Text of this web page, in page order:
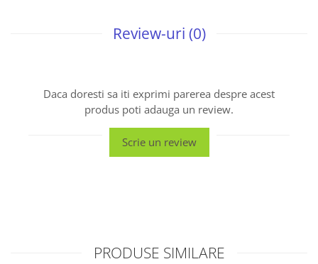
Review-uri (0)
Daca doresti sa iti exprimi parerea despre acest
produs poti adauga un review.
Scrie un review
PRODUSE SIMILARE